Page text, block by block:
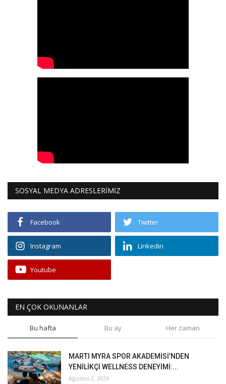
SOSYAL MEDYA ADRESLERİMİZ
Facebook Twitter
Instagram Linkedin
Youtube
EN ÇOK OKUNANLAR
Bu hafta Bu ay Her zaman
MARTI MYRA SPOR AKADEMİSİ’NDEN
YENİLİKÇİ WELLNESS DENEYİMİ:...
Ağustos 2, 2026